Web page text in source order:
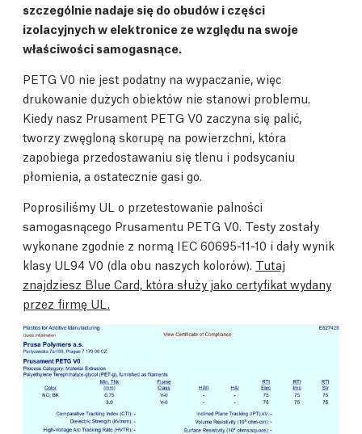
szczególnie nadaje się do obudów i części
izolacyjnych w elektronice ze względu na swoje
właściwości samogasnące.
PETG V0 nie jest podatny na wypaczanie, więc
drukowanie dużych obiektów nie stanowi problemu.
Kiedy nasz Prusament PETG V0 zaczyna się palić,
tworzy zwęgloną skorupę na powierzchni, która
zapobiega przedostawaniu się tlenu i podsycaniu
płomienia, a ostatecznie gasi go.
Poprosiliśmy UL o przetestowanie palności
samogasnącego Prusamentu PETG V0. Testy zostały
wykonane zgodnie z normą IEC 60695-11-10 i dały wynik
klasy UL94 V0 (dla obu naszych kolorów). Tutaj
znajdziesz Blue Card, która służy jako certyfikat wydany
przez firmę UL.